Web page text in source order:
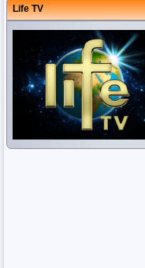
Life TV